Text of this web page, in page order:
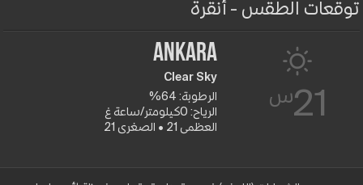
توقعات الطقس - أنقرة
21س
Ankara
Clear Sky
الرطوبة: 64%
الرياح: 0كيلومتر/ساعة غ
العظمى 21 • الصغرى 21